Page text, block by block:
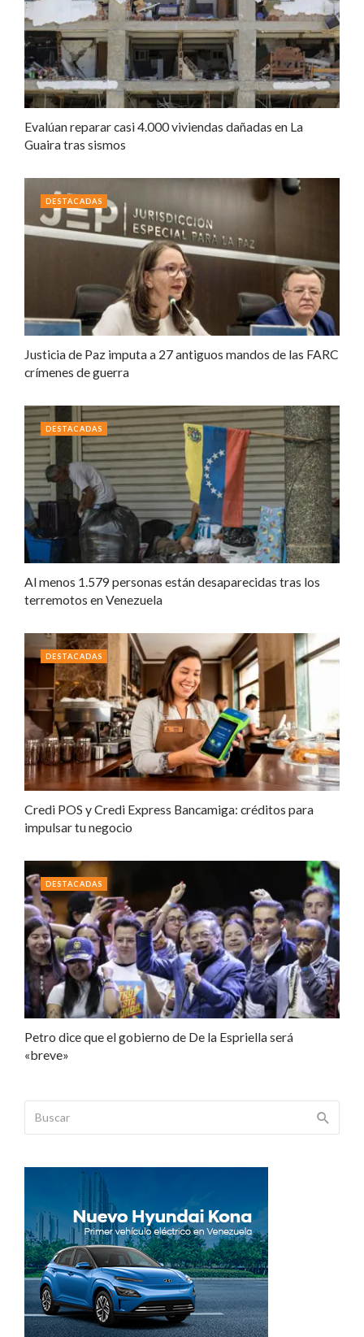
Evalúan reparar casi 4.000 viviendas dañadas en La
Guaira tras sismos
Justicia de Paz imputa a 27 antiguos mandos de las FARC
crímenes de guerra
DESTACADAS
Al menos 1.579 personas están desaparecidas tras los
terremotos en Venezuela
DESTACADAS
Credi POS y Credi Express Bancamiga: créditos para
impulsar tu negocio
DESTACADAS
Petro dice que el gobierno de De la Espriella será
«breve»
DESTACADAS